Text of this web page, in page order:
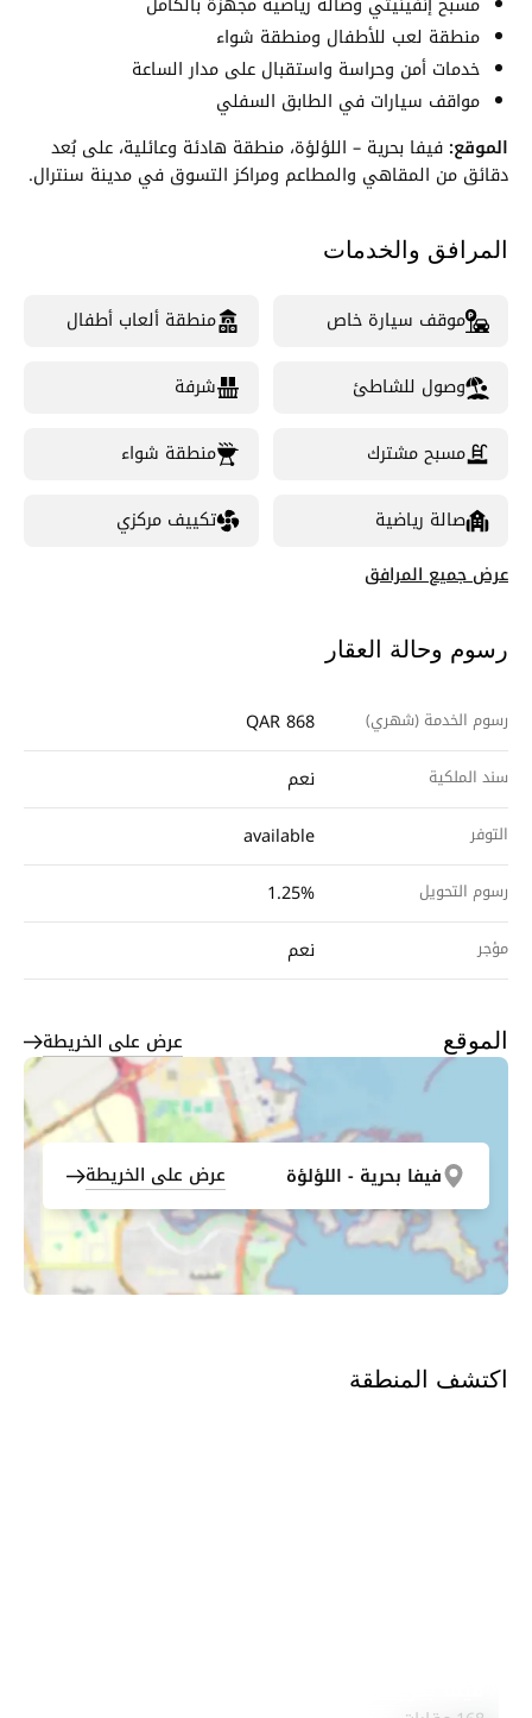
منطقة لعب للأطفال ومنطقة شواء
خدمات أمن وحراسة واستقبال على مدار الساعة
مواقف سيارات في الطابق السفلي
الموقع: فيفا بحرية – اللؤلؤة، منطقة هادئة وعائلية، على بُعد
دقائق من المقاهي والمطاعم ومراكز التسوق في مدينة سنترال.
المرافق والخدمات
موقف سيارة خاص منطقة ألعاب أطفال
وصول للشاطئ شرفة
مسبح مشترك منطقة شواء
صالة رياضية
تكييف مركزي
عرض جميع المرافق
رسوم وحالة العقار
رسوم الخدمة (شهري) QAR 868
سند الملكية نعم
التوفر available
رسوم التحويل 1.25%
مؤجر نعم
الموقع عرض على الخريطة
فيفا بحرية - اللؤلؤة عرض على الخريطة
اكتشف المنطقة